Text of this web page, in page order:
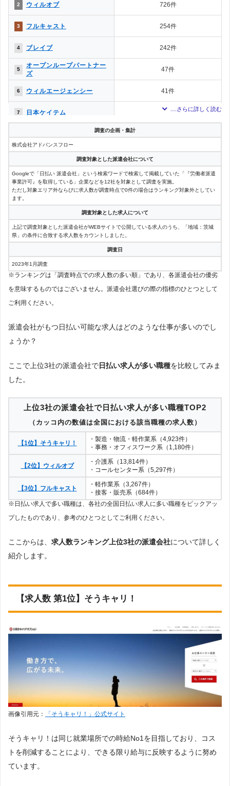
2 ウィルオブ 726件
3 フルキャスト 254件
4 ブレイブ 242件
5
オープンループパートナー
ズ
47件
6 ウィルエージェンシー 41件
7 日本ケイテム 8件
日研トータルソーシング
調査の企画・集計
株式会社アドバンスフロー
調査対象とした派遣会社について
Googleで「日払い 派遣会社」という検索ワードで検索して掲載していた「『労働者派遣
事業許可』を取得している」企業などを12社を対象として調査を実施。
ただし対象エリア外ならびに求人数が調査時点で0件の場合はランキング対象外としてい
ます。
調査対象とした求人について
上記で調査対象とした派遣会社がWEBサイトで公開している求人のうち、「地域：茨城
県」の条件に合致する求人数をカウントしました。
調査日
2023年1月調査
※ランキングは「調査時点での求人数の多い順」であり、各派遣会社の優劣
を意味するものではございません。派遣会社選びの際の指標のひとつとして
ご利用ください。
派遣会社がもつ日払い可能な求人はどのような仕事が多いのでし
ょうか？
ここで上位3社の派遣会社で日払い求人が多い職種を比較してみま
した。
上位3社の派遣会社で日払い求人が多い職種TOP2
（カッコ内の数値は全国における該当職種の求人数）
【1位】そうキャリ！
・製造・物流・軽作業系（4,923件）
・事務・オフィスワーク系（1,180件）
【2位】ウィルオブ
・介護系（13,814件）
・コールセンター系（5,297件）
【3位】フルキャスト
・軽作業系（3,267件）
・接客・販売系（684件）
※日払い求人で多い職種は、各社の全国日払い求人に多い職種をピックアッ
プしたものであり、参考のひとつとしてご利用ください。
ここからは、 求人数ランキング上位3社の派遣会社について詳しく
紹介します。
【求人数 第1位】そうキャリ！
画像引用元： 「そうキャリ！」公式サイト
そうキャリ！は同じ就業場所での時給No1を目指しており、コス
トを削減することにより、できる限り給与に反映するように努め
ています。